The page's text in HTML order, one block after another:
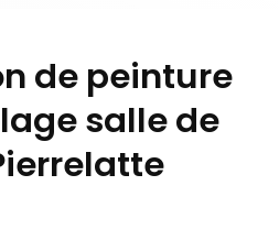
de peinture
salle de